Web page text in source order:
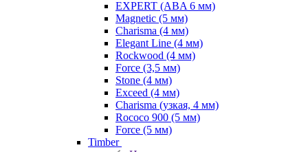
EXPERT (ABA 6 мм)
Magnetic (5 мм)
Charisma (4 мм)
Elegant Line (4 мм)
Rockwood (4 мм)
Force (3,5 мм)
Stone (4 мм)
Exceed (4 мм)
Charisma (узкая, 4 мм)
Rococo 900 (5 мм)
Force (5 мм)
Timber